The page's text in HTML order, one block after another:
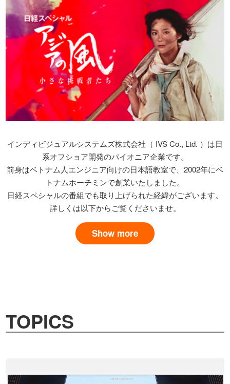
インディビジュアルシステムズ株式会社（ IVS Co., Ltd. ）は日
系オフショア開発のパイオニア企業です。
前身はベトナム人エンジニア向けの日本語教室で、2002年にベ
トナムホーチミンで創業いたしました。
日経スペシャルの番組でも取り上げられた経緯がございます。
詳しくは以下からご覧くださいませ。
Show more
TOPICS